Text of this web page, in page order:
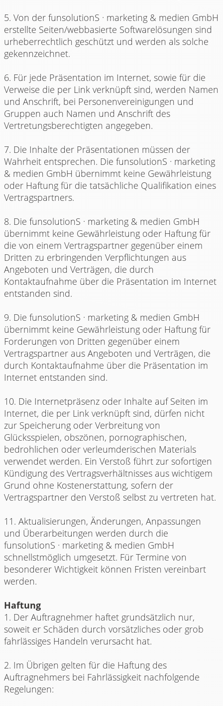
5. Von der funsolutionS · marketing & medien GmbH
erstellte Seiten/webbasierte Softwarelösungen sind
urheberrechtlich geschützt und werden als solche
gekennzeichnet.
6. Für jede Präsentation im Internet, sowie für die
Verweise die per Link verknüpft sind, werden Namen
und Anschrift, bei Personenvereinigungen und
Gruppen auch Namen und Anschrift des
Vertretungsberechtigten angegeben.
7. Die Inhalte der Präsentationen müssen der
Wahrheit entsprechen. Die funsolutionS · marketing
& medien GmbH übernimmt keine Gewährleistung
oder Haftung für die tatsächliche Qualifikation eines
Vertragspartners.
8. Die funsolutionS · marketing & medien GmbH
übernimmt keine Gewährleistung oder Haftung für
die von einem Vertragspartner gegenüber einem
Dritten zu erbringenden Verpflichtungen aus
Angeboten und Verträgen, die durch
Kontaktaufnahme über die Präsentation im Internet
entstanden sind.
9. Die funsolutionS · marketing & medien GmbH
übernimmt keine Gewährleistung oder Haftung für
Forderungen von Dritten gegenüber einem
Vertragspartner aus Angeboten und Verträgen, die
durch Kontaktaufnahme über die Präsentation im
Internet entstanden sind.
10. Die Internetpräsenz oder Inhalte auf Seiten im
Internet, die per Link verknüpft sind, dürfen nicht
zur Speicherung oder Verbreitung von
Glücksspielen, obszönen, pornographischen,
bedrohlichen oder verleumderischen Materials
verwendet werden. Ein Verstoß führt zur sofortigen
Kündigung des Vertragsverhältnisses aus wichtigem
Grund ohne Kostenerstattung, sofern der
Vertragspartner den Verstoß selbst zu vertreten hat.
11. Aktualisierungen, Änderungen, Anpassungen
und Überarbeitungen werden durch die
funsolutionS · marketing & medien GmbH
schnellstmöglich umgesetzt. Für Termine von
besonderer Wichtigkeit können Fristen vereinbart
werden.
Haftung
1. Der Auftragnehmer haftet grundsätzlich nur,
soweit er Schäden durch vorsätzliches oder grob
fahrlässiges Handeln verursacht hat.
2. Im Übrigen gelten für die Haftung des
Auftragnehmers bei Fahrlässigkeit nachfolgende
Regelungen: